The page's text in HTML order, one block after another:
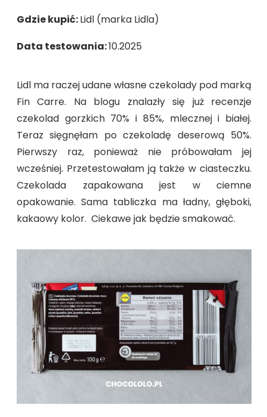
Gdzie kupić:Lidl (marka Lidla)
Data testowania:10.2025
Lidl ma raczej udane własne czekolady pod marką
Fin Carre. Na blogu znalazły się już recenzje
czekolad gorzkich 70% i 85%, mlecznej i białej.
Teraz sięgnęłam po czekoladę deserową 50%.
Pierwszy raz, ponieważ nie próbowałam jej
wcześniej. Przetestowałam ją także w ciasteczku.
Czekolada zapakowana jest w ciemne
opakowanie. Sama tabliczka ma ładny, głęboki,
kakaowy kolor. Ciekawe jak będzie smakować.